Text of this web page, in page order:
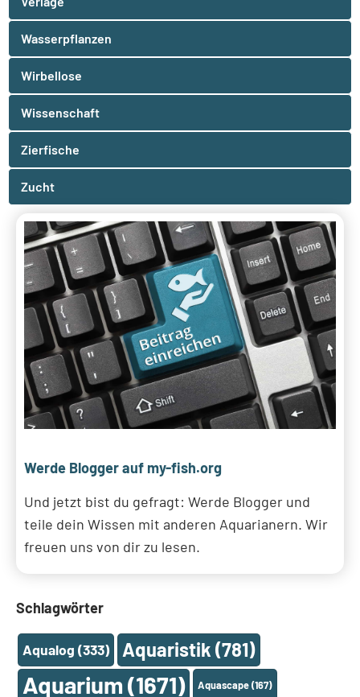
Wasserpflanzen
Wirbellose
Wissenschaft
Zierfische
Zucht
Werde Blogger auf my-fish.org
Und jetzt bist du gefragt: Werde Blogger und
teile dein Wissen mit anderen Aquarianern. Wir
freuen uns von dir zu lesen.
Schlagwörter
Aqualog (333) Aquaristik (781)
Aquarium (1671) Aquascape(167)